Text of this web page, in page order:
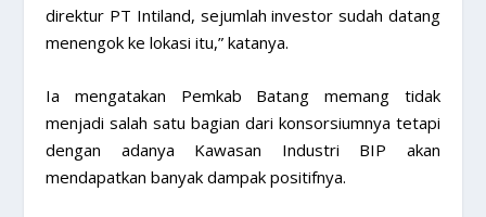
direktur PT Intiland, sejumlah investor sudah datang
menengok ke lokasi itu,” katanya.
Ia mengatakan Pemkab Batang memang tidak
menjadi salah satu bagian dari konsorsiumnya tetapi
dengan adanya Kawasan Industri BIP akan
mendapatkan banyak dampak positifnya.